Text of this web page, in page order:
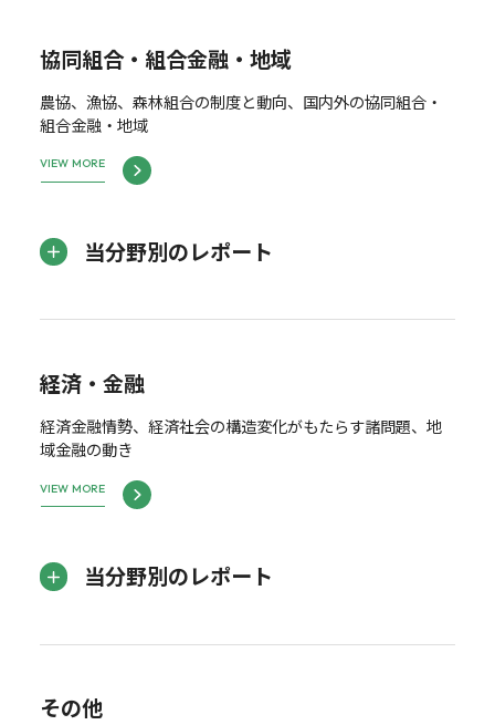
協同組合・組合金融・地域
農協、漁協、森林組合の制度と動向、国内外の協同組合・
組合金融・地域
VIEW MORE
当分野別のレポート
経済・金融
経済金融情勢、経済社会の構造変化がもたらす諸問題、地
域金融の動き
VIEW MORE
当分野別のレポート
その他